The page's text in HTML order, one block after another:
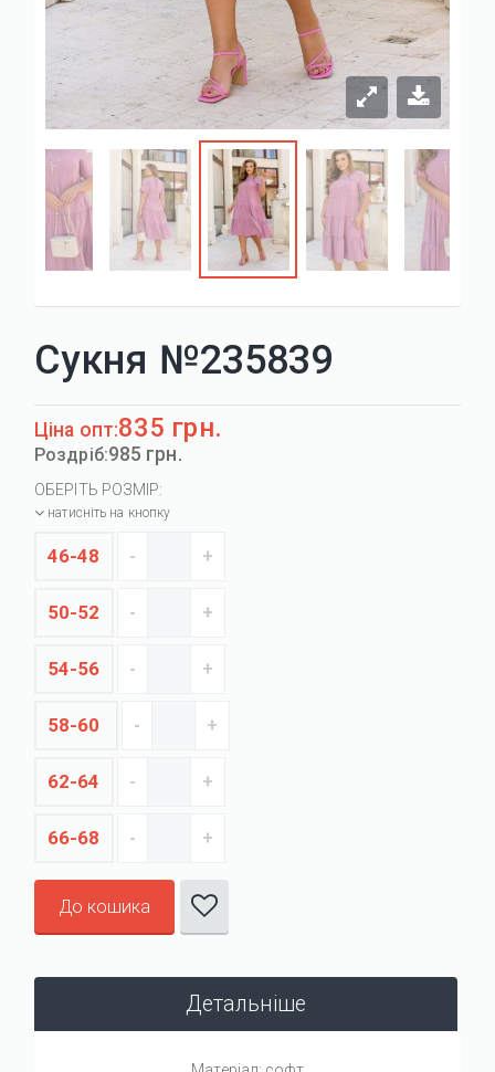
Сукня №235839
Ціна опт:835 грн.
Роздріб:985 грн.
ОБЕРІТЬ РОЗМІР:
натисніть на кнопку
46-48
50-52
54-56
58-60
62-64
66-68
До кошика
Детальніше